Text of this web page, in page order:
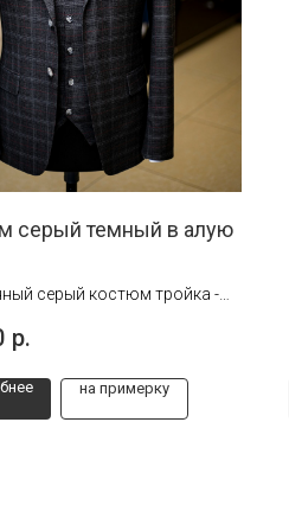
серый темный в алую
серый костюм тройка -
Стиль, комфорт и
р.
на примерку